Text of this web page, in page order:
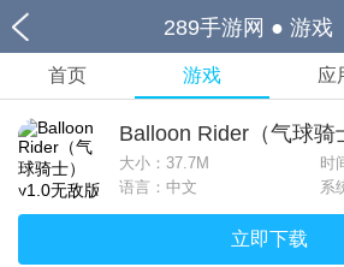
289手游网 ● 游戏
首页 游戏 应
Balloon Rider（气球骑
大小： 37.7M
时
语言：中文
系
立即下载